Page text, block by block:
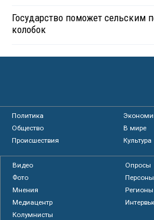
Государство поможет сельским
колобок
Политика
Общество
В мире
Происшествия
Культура
Видео
Опросы
Фото
Персоны
Мнения
Регионы
Медиацентр
Колумнисты